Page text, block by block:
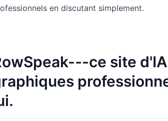
Ventes
Projet
Gérez jalons, responsables, livrables et
avancement.
Bibliothèque de prompts
Communauté
Participez aux échanges,
questions et apprenez des
en discutant simplement.
ce site